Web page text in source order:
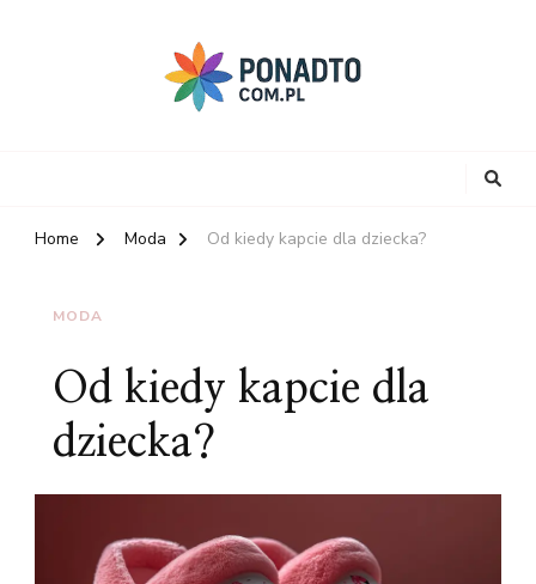
Home Moda Od kiedy kapcie dla dziecka?
MODA
Od kiedy kapcie dla
dziecka?